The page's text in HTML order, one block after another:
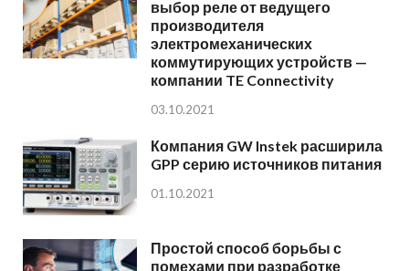
выбор реле от ведущего
производителя
электромеханических
коммутирующих устройств —
компании TE Connectivity
03.10.2021
Компания GW Instek расширила
GPP серию источников питания
01.10.2021
Простой способ борьбы с
помехами при разработке